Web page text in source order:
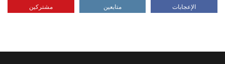
الإعجابات متابعين مشتركين